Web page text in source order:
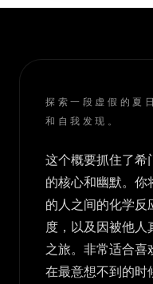
探索一段虚假的夏
和自我发现。
这个概要抓住了希
的核心和幽默。你
的人之间的化学反
度，以及因被他人
之旅。非常适合喜
在最意想不到的时